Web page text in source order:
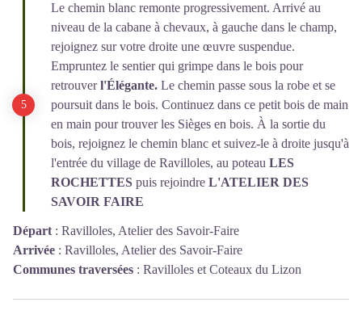
Le chemin blanc remonte progressivement. Arrivé au
niveau de la cabane à chevaux, à gauche dans le champ,
rejoignez sur votre droite une œuvre suspendue.
Empruntez le sentier qui grimpe dans le bois pour
retrouverl'Élégante. Le chemin passe sous la robe et se
poursuit dans le bois. Continuez dans ce petit bois de main
en main pour trouver les Sièges en bois. À la sortie du
bois, rejoignez le chemin blanc et suivez-le à droite jusqu'à
l'entrée du village de Ravilloles, au poteau LES
ROCHETTES puis rejoindre L'ATELIER DES
SAVOIR FAIRE
Départ : Ravilloles, Atelier des Savoir-Faire
Arrivée : Ravilloles, Atelier des Savoir-Faire
Communes traversées : Ravilloles et Coteaux du Lizon